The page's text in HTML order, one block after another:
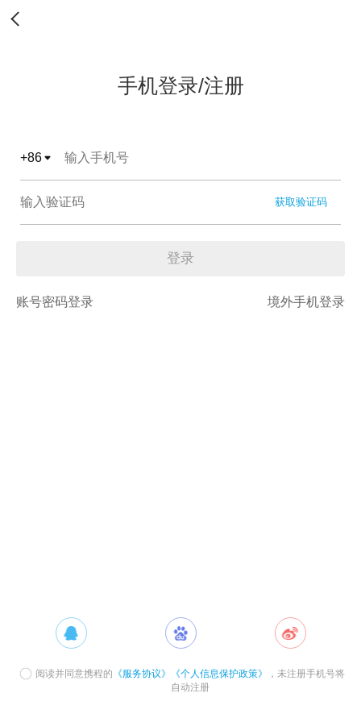
手机登录/注册
+86
获取验证码
登录
账号密码登录 境外手机登录
阅读并同意携程的 《服务协议》 《个人信息保护政策》
，未注册手机号将
自动注册